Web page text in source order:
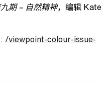
期 – 自然精神，编辑 Kate
/viewpoint-colour-issue-